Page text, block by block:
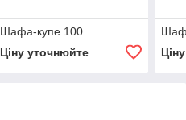
Шафа-купе 100
Ціну уточнюйте